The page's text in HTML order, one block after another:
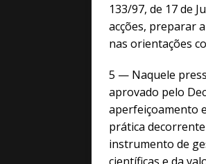
133/97, de 17 de
acções, preparar
nas orientações
5 — Naquele
aprovado pelo
aperfeiçoamento
prática
instrumento de